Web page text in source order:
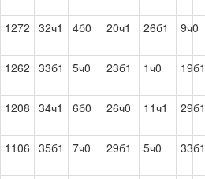
1272 32ч1 4б0 20ч1 26б1 9ч0
1262 33б1 5ч0 23б1 1ч0 19б1
1208 34ч1 6б0 26ч0 11ч1 29б1
1106 35б1 7ч0 29б1 5ч0 33б1